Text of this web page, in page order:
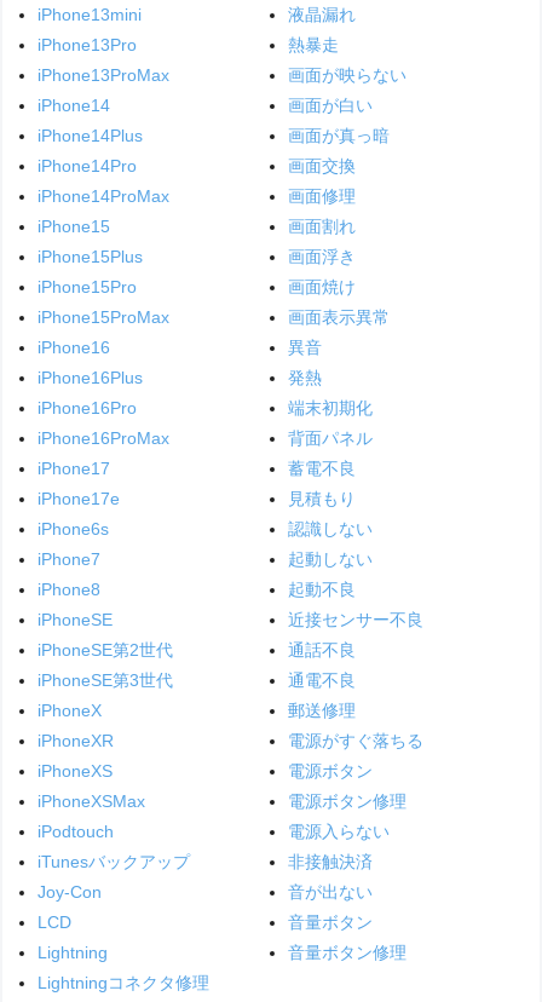
iPhone13mini
iPhone13Pro
iPhone13ProMax
iPhone14
iPhone14Plus
iPhone14Pro
iPhone14ProMax
iPhone15
iPhone15Plus
iPhone15Pro
iPhone15ProMax
iPhone16
iPhone16Plus
iPhone16Pro
iPhone16ProMax
iPhone17
iPhone17e
iPhone6s
iPhone7
iPhone8
iPhoneSE
iPhoneSE第2世代
iPhoneSE第3世代
iPhoneX
iPhoneXR
iPhoneXS
iPhoneXSMax
iPodtouch
iTunesバックアップ
Joy-Con
LCD
Lightning
Lightningコネクタ修理
液晶漏れ
熱暴走
画面が映らない
画面が白い
画面が真っ暗
画面交換
画面修理
画面割れ
画面浮き
画面焼け
画面表示異常
異音
発熱
端末初期化
背面パネル
蓄電不良
見積もり
認識しない
起動しない
起動不良
近接センサー不良
通話不良
通電不良
郵送修理
電源がすぐ落ちる
電源ボタン
電源ボタン修理
電源入らない
非接触決済
音が出ない
音量ボタン
音量ボタン修理